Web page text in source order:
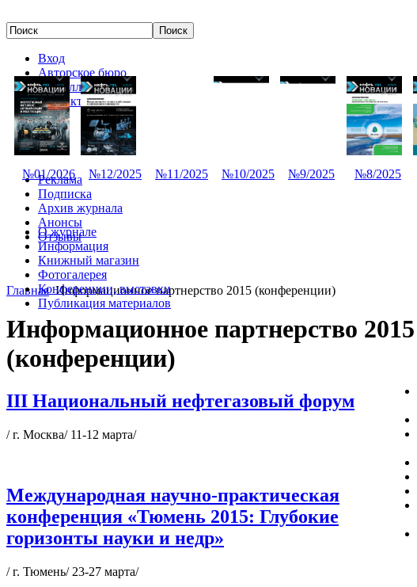
Вход
Авторское бюро
Редколлегия
Контакты
№01/2026 №12/2025 №11/2025 №10/2025 №9/2025 №8/2025
Реклама
Подписка
Архив журнала
Анонсы
Отзывы
О журнале
Информация
Книжный магазин
Фотогалерея
Конференции, выставки
Публикация материалов
Главная Информационное партнерство 2015 (конференции)
Информационное партнерство 2015
(конференции)
III Национальный нефтегазовый форум
/ г. Москва/ 11-12 марта/
Международная научно-практическая
конференция «Тюмень 2015: Глубокие
горизонты науки и недр»
/ г. Тюмень/ 23-27 марта/